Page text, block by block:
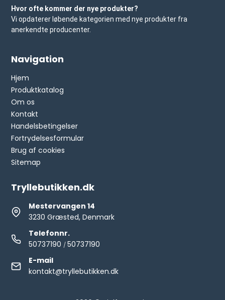
Hvor ofte kommer der nye produkter?
Vi opdaterer løbende kategorien med nye produkter fra
anerkendte producenter.
Navigation
Hjem
Produktkatalog
Om os
Kontakt
Handelsbetingelser
Fortrydelsesformular
Brug af cookies
Sitemap
Tryllebutikken.dk
Mestervangen 14
3230 Græsted, Denmark
Telefonnr.
50737190 /50737190
E-mail
kontakt@tryllebutikken.dk